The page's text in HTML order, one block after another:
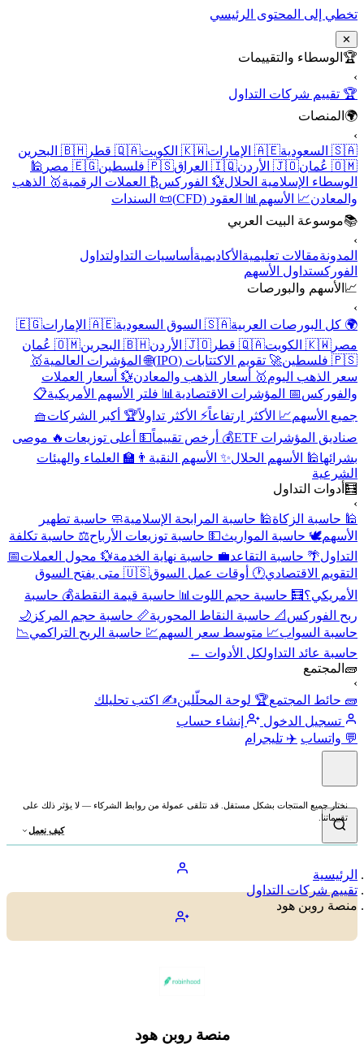
تخطي إلى المحتوى الرئيسي
✕
🏆 الوسطاء والتقييمات
›
🏆 تقييم شركات التداول
🌍 المنصات
›
🇸🇦 السعودية
🇦🇪 الإمارات 🇰🇼 الكويت 🇶🇦 قطر
🇧🇭 البحرين
🇴🇲 عُمان
🇯🇴 الأردن 🇮🇶 العراق 🇵🇸 فلسطين 🇪🇬 مصر
🕌
الوسطاء الإسلامية الحلال💱 الفوركس₿ العملات الرقمية🥇 الذهب
والمعادن📈 الأسهم 📊 العقود (CFD)
📜 السندات
📚موسوعة البيت العربي
›
المدونةمقالات تعليمية الأكاديمية أساسيات التداولتداول
الفوركستداول الأسهم
📈 الأسهم والبورصات
›
🌍 كل البورصات العربية🇸🇦 السوق السعودية 🇦🇪 الإمارات
🇪🇬
مصر 🇰🇼 الكويت 🇶🇦 قطر 🇯🇴 الأردن 🇧🇭 البحرين
🇴🇲 عُمان
🇵🇸 فلسطين
🚀 تقويم الاكتتابات (IPO) 🌐 المؤشرات العالمية🥇
سعر الذهب اليوم🥇 أسعار الذهب والمعادن💱 أسعار العملات
والفوركس📅 المؤشرات الاقتصادية 📊 فلتر الأسهم الأمريكية📋
جميع الأسهم📈 الأكثر ارتفاعاً⚡ الأكثر تداولاً🏆 أكبر الشركات🧺
صناديق المؤشرات ETF
💰 أرخص تقييماً💵 أعلى توزيعات 🔥 موصى
بشرائها🕌 الأسهم الحلال✨ الأسهم النقية 👨‍🏫 العلماء والهيئات
الشرعية
🧮 أدوات التداول
›
🕌 حاسبة الزكاة🕌 حاسبة المرابحة الإسلامية🧼 حاسبة تطهير
الأسهم🕊️ حاسبة المواريث💵 حاسبة توزيعات الأرباح⚖️ حاسبة تكلفة
التداول🌴 حاسبة التقاعد💼 حاسبة نهاية الخدمة💱 محول العملات📅
التقويم الاقتصادي🕐 أوقات عمل السوق
🇺🇸 متى يفتح السوق
الأمريكي؟🧮 حاسبة حجم اللوت 📊 حاسبة قيمة النقطة💰 حاسبة
ربح الفوركس 📐 حاسبة النقاط المحورية📏 حاسبة حجم المركز 🌙
حاسبة السواب📈 متوسط سعر السهم💹 حاسبة الربح التراكمي📉
حاسبة عائد التداولكل الأدوات ←
🧱 المجتمع
›
🧱 حائط المجتمع🏆 لوحة المحلّلين✍️ اكتب تحليلك
تسجيل الدخول
إنشاء حساب
💬 واتساب ✈️ تليجرام
نختار جميع المنتجات بشكل مستقل. قد نتلقى عمولة من روابط الشركاء — لا يؤثر ذلك على
تقييماتنا.
كيف نعمل
الرئيسية
تقييم شركات التداول
منصة روبن هود
منصة روبن هود